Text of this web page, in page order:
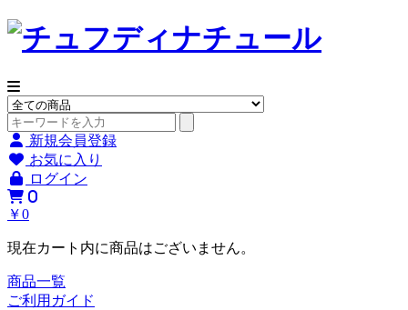
新規会員登録
お気に入り
ログイン
0
￥0
現在カート内に商品はございません。
商品一覧
ご利用ガイド